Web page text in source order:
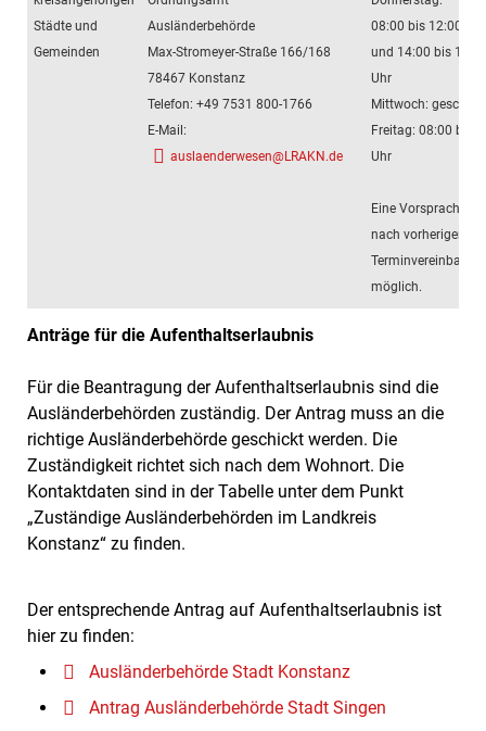
Städte und
Gemeinden
Ausländerbehörde
Max-Stromeyer-Straße 166/168
78467 Konstanz
Telefon: +49 7531 800-1766
E-Mail:
auslaenderwesen@LRAKN.de
08:00 bis 12:00 Uhr
und 14:00 bis
Uhr
Mittwoch:
Freitag: 08:00 bis
Uhr
Eine Vorsprache
nach vorheriger
möglich.
Anträge für die Aufenthaltserlaubnis
Für die Beantragung der Aufenthaltserlaubnis sind die
Ausländerbehörden zuständig. Der Antrag muss an die
richtige Ausländerbehörde geschickt werden. Die
Zuständigkeit richtet sich nach dem Wohnort. Die
Kontaktdaten sind in der Tabelle unter dem Punkt
„Zuständige Ausländerbehörden im Landkreis
Konstanz“ zu finden.
Der entsprechende Antrag auf Aufenthaltserlaubnis ist
hier zu finden:
Ausländerbehörde Stadt Konstanz
Antrag Ausländerbehörde Stadt Singen